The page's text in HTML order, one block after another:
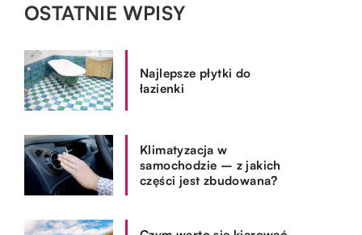
OSTATNIE WPISY
Najlepsze płytki do
łazienki
Klimatyzacja w
samochodzie – z jakich
części jest zbudowana?